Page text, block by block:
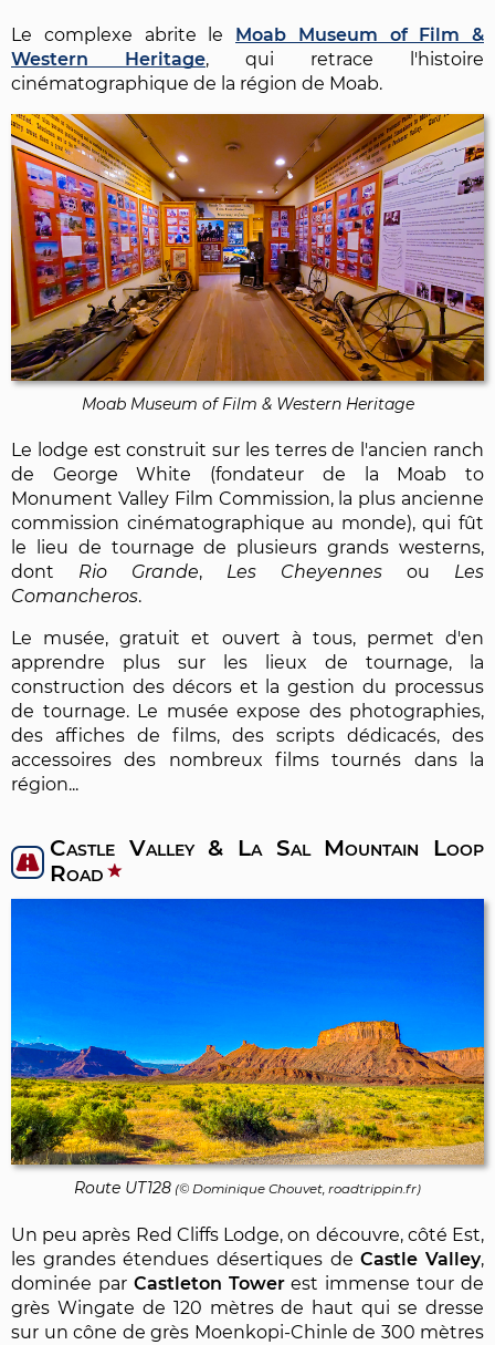
Le complexe abrite le Moab Museum of Film &
Western Heritage, qui retrace l'histoire
cinématographique de la région de Moab.
Moab Museum of Film & Western Heritage
Le lodge est construit sur les terres de l'ancien ranch
de George White (fondateur de la Moab to
Monument Valley Film Commission, la plus ancienne
commission cinématographique au monde), qui fût
le lieu de tournage de plusieurs grands westerns,
dont Rio Grande, Les Cheyennes ou Les
Comancheros.
Le musée, gratuit et ouvert à tous, permet d'en
apprendre plus sur les lieux de tournage, la
construction des décors et la gestion du processus
de tournage. Le musée expose des photographies,
des affiches de films, des scripts dédicacés, des
accessoires des nombreux films tournés dans la
région...
Castle Valley & La Sal Mountain Loop
Road
Route UT128 (© Dominique Chouvet, roadtrippin.fr)
Un peu après Red Cliffs Lodge, on découvre, côté Est,
les grandes étendues désertiques deCastle Valley,
dominée par Castleton Towerest immense tour de
grès Wingate de 120 mètres de haut qui se dresse
sur un cône de grès Moenkopi-Chinle de 300 mètres